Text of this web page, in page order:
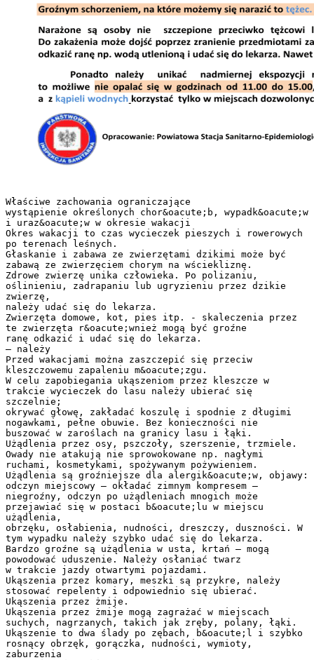
Właściwe zachowania ograniczające
wystąpienie określonych chor&oacute;b, wypadk&oacute;w
i uraz&oacute;w w okresie wakacji
Okres wakacji to czas wycieczek pieszych i rowerowych
po terenach leśnych.
Głaskanie i zabawa ze zwierzętami dzikimi może być
zabawą ze zwierzęciem chorym na wściekliznę.
Zdrowe zwierzę unika człowieka. Po polizaniu,
oślinieniu, zadrapaniu lub ugryzieniu przez dzikie
zwierzę,
należy udać się do lekarza.
Zwierzęta domowe, kot, pies itp. - skaleczenia przez
te zwierzęta r&oacute;wnież mogą być groźne
ranę odkazić i udać się do lekarza.
– należy
Przed wakacjami można zaszczepić się przeciw
kleszczowemu zapaleniu m&oacute;zgu.
W celu zapobiegania ukąszeniom przez kleszcze w
trakcie wycieczek do lasu należy ubierać się
szczelnie;
okrywać głowę, zakładać koszulę i spodnie z długimi
nogawkami, pełne obuwie. Bez konieczności nie
buszować w zaroślach na granicy lasu i łąki.
Użądlenia przez osy, pszczoły, szerszenie, trzmiele.
Owady nie atakują nie sprowokowane np. nagłymi
ruchami, kosmetykami, spożywanym pożywieniem.
Użądlenia są groźniejsze dla alergik&oacute;w, objawy:
odczyn miejscowy – okładać zimnym kompresem –
niegroźny, odczyn po użądleniach mnogich może
przejawiać się w postaci b&oacute;lu w miejscu
użądlenia,
obrzęku, osłabienia, nudności, dreszczy, duszności. W
tym wypadku należy szybko udać się do lekarza.
Bardzo groźne są użądlenia w usta, krtań – mogą
powodować uduszenie. Należy osłaniać twarz
w trakcie jazdy otwartymi pojazdami.
Ukąszenia przez komary, meszki są przykre, należy
stosować repelenty i odpowiednio się ubierać.
Ukąszenia przez żmije.
Ukąszenia przez żmije mogą zagrażać w miejscach
suchych, nagrzanych, takich jak zręby, polany, łąki.
Ukąszenie to dwa ślady po zębach, b&oacute;l i szybko
rosnący obrzęk, gorączka, nudności, wymioty,
zaburzenia